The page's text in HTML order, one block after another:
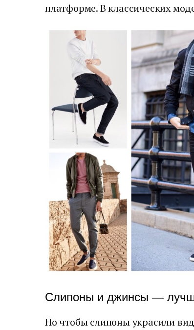
платформе. В классических
Слипоны и джинсы —
Но чтобы слипоны украсили